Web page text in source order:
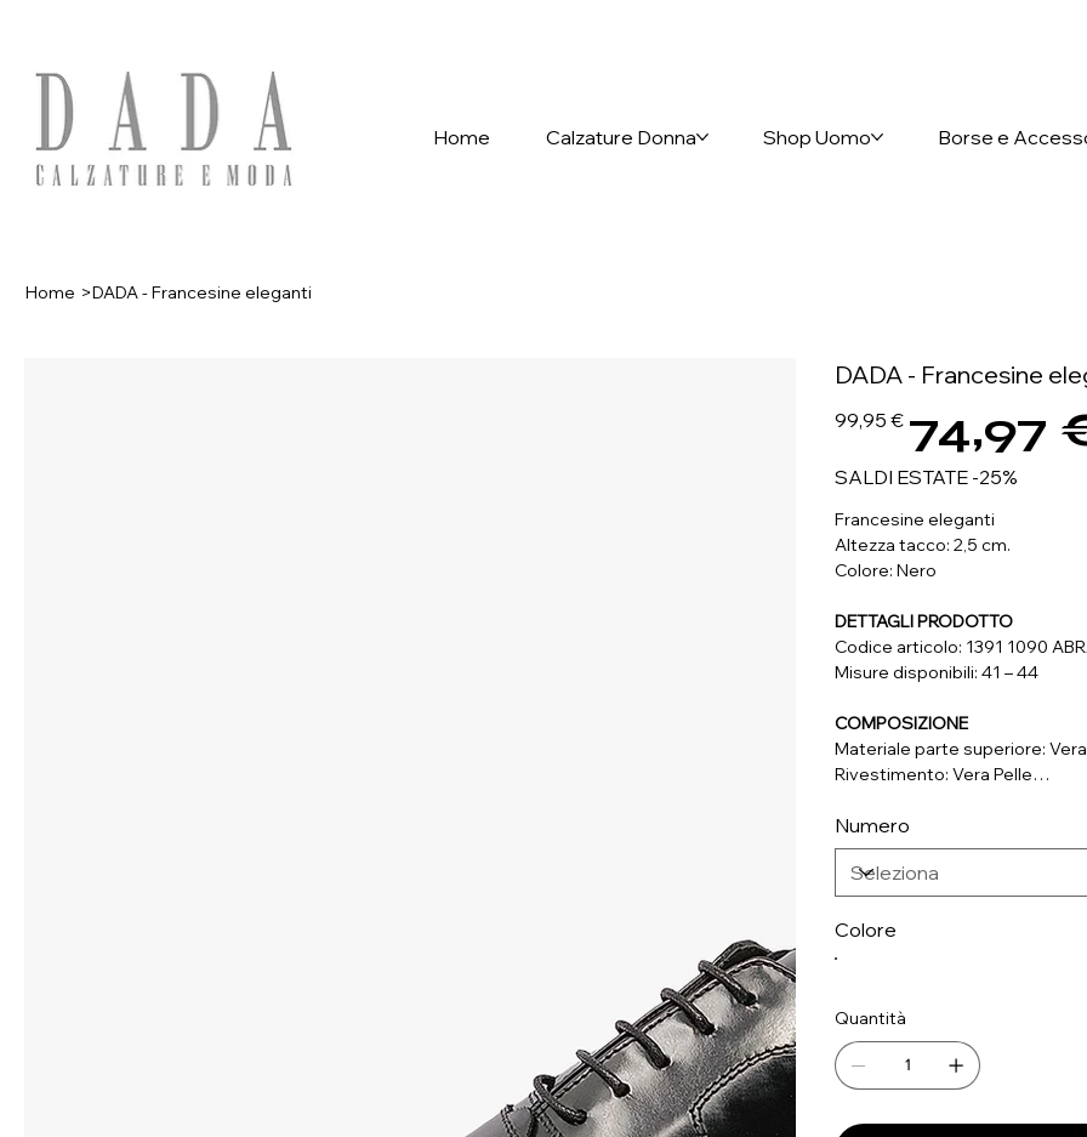
Home Calzature Donna Shop Uomo Borse e
Home >DADA - Francesine eleganti
DADA - Francesine
Prezzo
originale
99,95 € scontato
74,97
SALDI ESTATE -25%
Francesine eleganti
Altezza tacco: 2,5 cm.
Colore: Nero
DETTAGLI PRODOTTO
Codice articolo: 1391 1090
Misure disponibili: 41 – 44
COMPOSIZIONE
Materiale parte superiore:
Rivestimento: Vera Pelle
Suola: Materiale Sintetico
Numero
Colore
Quantità